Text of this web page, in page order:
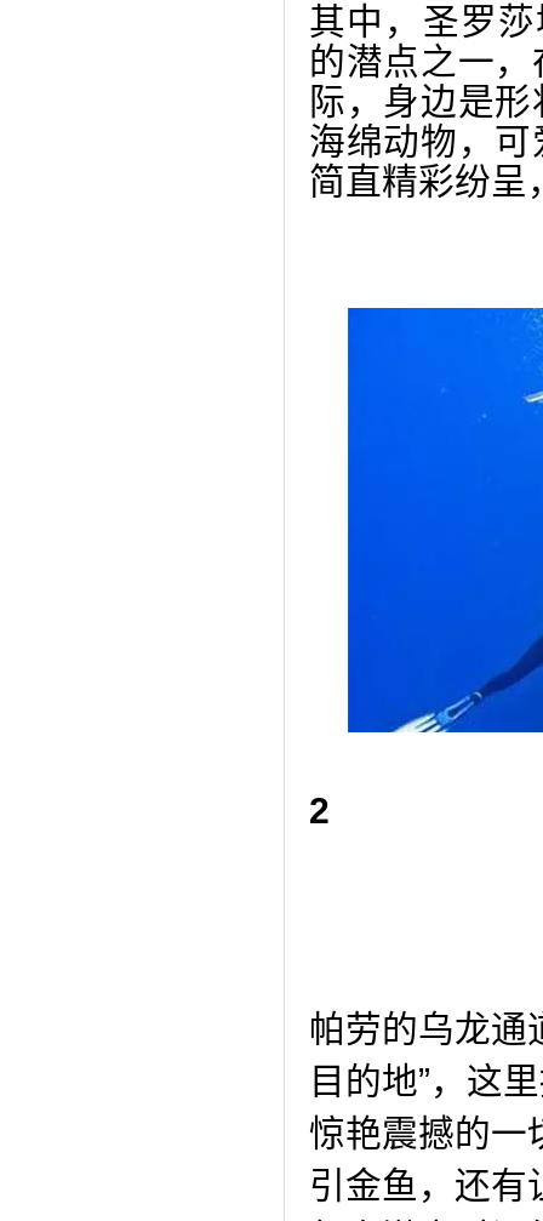
其中，圣罗
的潜点之一
际，身边是
海绵动物，
简直精彩纷呈
2
帕劳的乌龙通
目的地”，这
惊艳震撼的一
引金鱼，还有